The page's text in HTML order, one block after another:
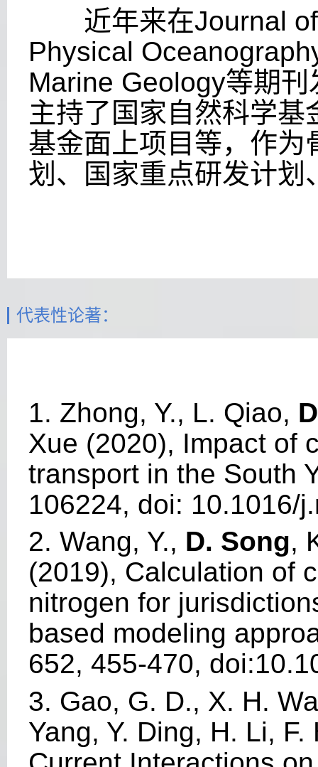
近年来在Journal
Physical
Marine Geology等期刊
主持了国家自然科学
基金面上项目等，作为
划、国家重点研发计划
代表性论著：
1. Zhong, Y., L. Qiao,
Xue (2020), Impact of
transport in the South
106224, doi: 10.1016/
2. Wang, Y., D. Song,
(2019), Calculation of
nitrogen for
based modeling
652, 455-470,
3. Gao, G. D., X. H.
Yang, Y. Ding, H. Li,